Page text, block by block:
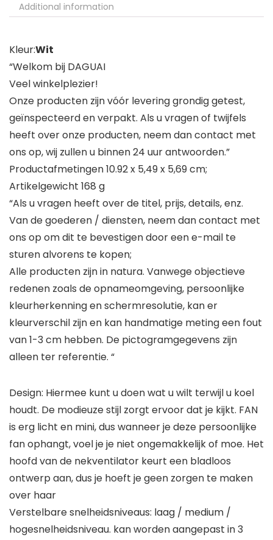
Additional information
Kleur:Wit
“Welkom bij DAGUAI
Veel winkelplezier!
Onze producten zijn vóór levering grondig getest,
geïnspecteerd en verpakt. Als u vragen of twijfels
heeft over onze producten, neem dan contact met
ons op, wij zullen u binnen 24 uur antwoorden.”
Productafmetingen 10.92 x 5,49 x 5,69 cm;
Artikelgewicht 168 g
“Als u vragen heeft over de titel, prijs, details, enz.
Van de goederen / diensten, neem dan contact met
ons op om dit te bevestigen door een e-mail te
sturen alvorens te kopen;
Alle producten zijn in natura. Vanwege objectieve
redenen zoals de opnameomgeving, persoonlijke
kleurherkenning en schermresolutie, kan er
kleurverschil zijn en kan handmatige meting een fout
van 1-3 cm hebben. De pictogramgegevens zijn
alleen ter referentie. “
Design: Hiermee kunt u doen wat u wilt terwijl u koel
houdt. De modieuze stijl zorgt ervoor dat je kijkt. FAN
is erg licht en mini, dus wanneer je deze persoonlijke
fan ophangt, voel je je niet ongemakkelijk of moe. Het
hoofd van de nekventilator keurt een bladloos
ontwerp aan, dus je hoeft je geen zorgen te maken
over haar
Verstelbare snelheidsniveaus: laag / medium /
hogesnelheidsniveau. kan worden aangepast in 3